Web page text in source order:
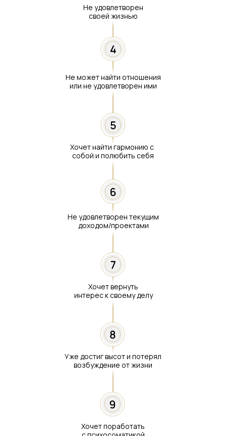
Не удовлетворен
своей жизнью
Хочет найти гармонию с
собой и полюбить себя
Не удовлетворен текущим
доходом/проектами
Не может найти отношения
или не удовлетворен ими
Хочет вернуть
интерес к своему делу
Хочет поработать
Уже достиг высот и потерял
возбуждение от жизни